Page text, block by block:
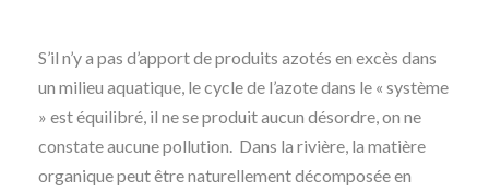
S’il n’y a pas d’apport de produits azotés en excès dans
un milieu aquatique, le cycle de l’azote dans le « système
» est équilibré, il ne se produit aucun désordre, on ne
constate aucune pollution. Dans la rivière, la matière
organique peut être naturellement décomposée en